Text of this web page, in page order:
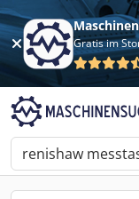
Gratis im